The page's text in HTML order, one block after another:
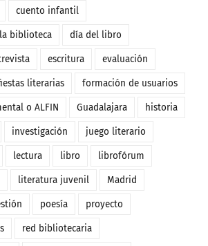
cuento infantil
biblioteca día del libro
escritura evaluación
literarias formación de usuarios
o ALFIN Guadalajara historia
investigación juego literario
lectura libro librofórum
literatura juvenil Madrid
poesía proyecto
red bibliotecaria